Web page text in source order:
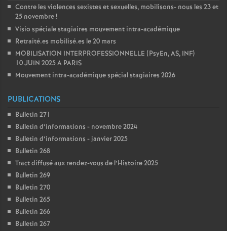
g
n
e
e
Contre les violences sexistes et sexuelles, mobilisons- nous les 23 et
25 novembre!
Visio spéciale stagiaires mouvement intra-académique
Retraité.es mobilisé.es le 20 mars
MOBILISATION INTERPROFESSIONNELLE (PsyEn, AS, INF)
10 JUIN 2025 A PARIS
Mouvement intra-académique spécial stagiaires 2026
PUBLICATIONS
Bulletin 271
Bulletin d’informations - novembre 2024
Bulletin d’informations - janvier 2025
Bulletin 268
Tract diffusé aux rendez-vous de l’Histoire 2025
Bulletin 269
Bulletin 270
Bulletin 265
Bulletin 266
Bulletin 267